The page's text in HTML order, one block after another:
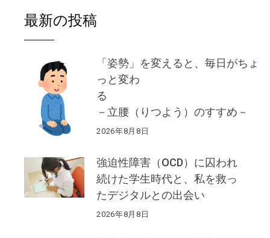
最新の投稿
「姿勢」を変えると、毎日がちょ
っと変わ
る
－立腰（りつよう）のすすめ－
2026年8月8日
強迫性障害（OCD）に囚われ
続けた学生時代と、私を救っ
たデジタルとの出会い
2026年8月8日